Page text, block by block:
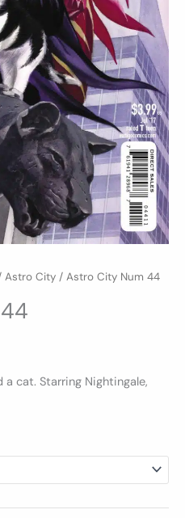
Astro City / Astro City Num 44
cat. Starring Nightingale,